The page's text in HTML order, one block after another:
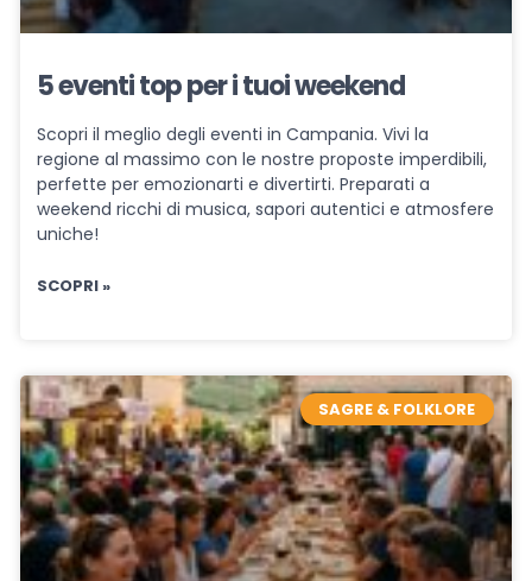
5 eventi top per i tuoi weekend
Scopri il meglio degli eventi in Campania. Vivi la
regione al massimo con le nostre proposte imperdibili,
perfette per emozionarti e divertirti. Preparati a
weekend ricchi di musica, sapori autentici e atmosfere
uniche!
SCOPRI »
SAGRE & FOLKLORE